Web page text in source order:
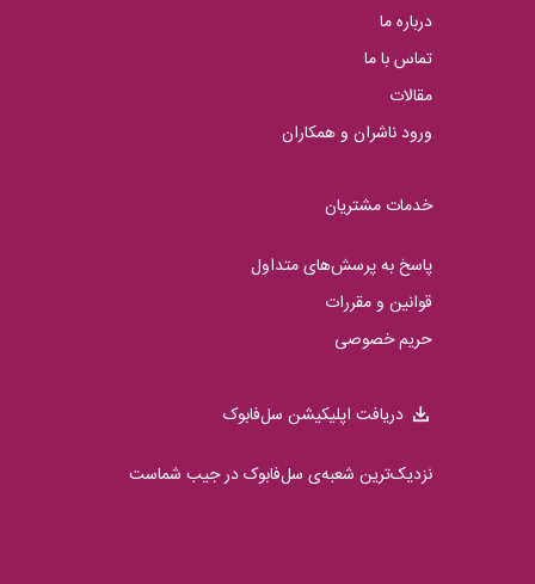
درباره ما
تماس با ما
مقالات
ورود ناشران و همکاران
خدمات مشتریان
پاسخ به پرسش‌های متداول
قوانین و مقررات
حریم خصوصی
دریافت اپلیکیشن سل‌فابوک
نزدیک‌ترین شعبه‌ی سل‌فابوک در جیب شماست